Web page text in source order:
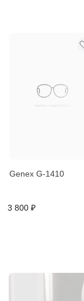
Genex G-1410
3 800 ₽